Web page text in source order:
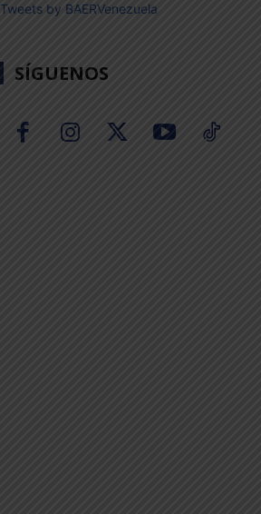
Tweets by BAERVenezuela
SÍGUENOS